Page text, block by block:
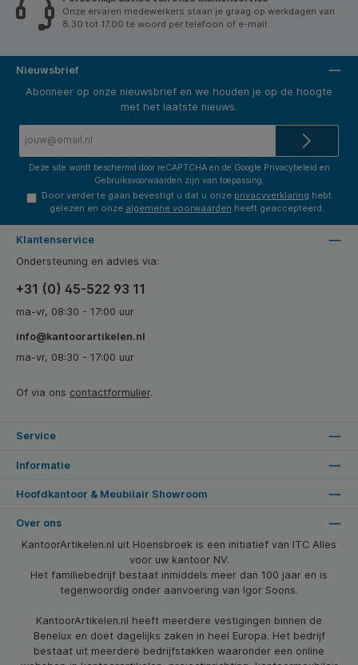
Onze ervaren medewerkers staan je graag op werkdagen van
8.30 tot 17.00 te woord per telefoon of e-mail.
Nieuwsbrief
Abonneer op onze nieuwsbrief en we houden je op de hoogte
met het laatste nieuws.
Deze site wordt beschermd door reCAPTCHA en de Google Privacybeleid en
Gebruiksvoorwaarden zijn van toepassing.
Door verder te gaan bevestigt u dat u onze privacyverklaring hebt
gelezen en onze algemene voorwaarden heeft geaccepteerd.
Klantenservice
Ondersteuning en advies via:
+31 (0) 45-522 93 11
ma-vr, 08:30 - 17:00 uur
info@kantoorartikelen.nl
ma-vr, 08:30 - 17:00 uur
Of via ons contactformulier.
Service
Informatie
Hoofdkantoor & Meubilair Showroom
Over ons
KantoorArtikelen.nl uit Hoensbroek is een initiatief van ITC Alles
voor uw kantoor NV.
Het familiebedrijf bestaat inmiddels meer dan 100 jaar en is
tegenwoordig onder aanvoering van Igor Soons.
KantoorArtikelen.nl heeft meerdere vestigingen binnen de
Benelux en doet dagelijks zaken in heel Europa. Het bedrijf
bestaat uit meerdere bedrijfstakken waaronder een online